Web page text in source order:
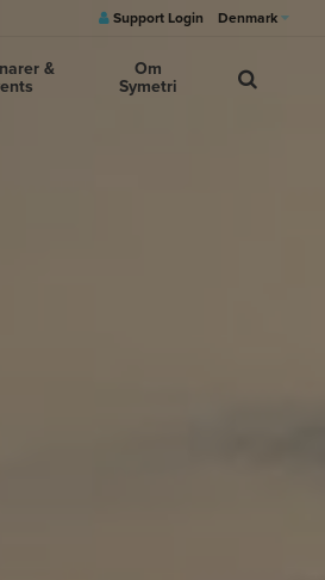
Support Login Denmark
&
Om
Symetri